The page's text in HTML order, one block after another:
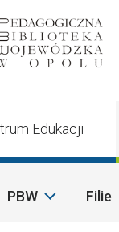
Edukacji
PBW Filie